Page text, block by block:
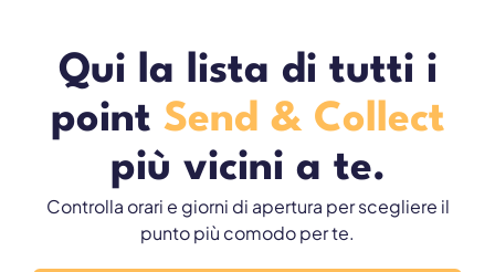
Qui la lista di tutti i
point Send & Collect
più vicini a te.
Controlla orari e giorni di apertura per scegliere il
punto più comodo per te.